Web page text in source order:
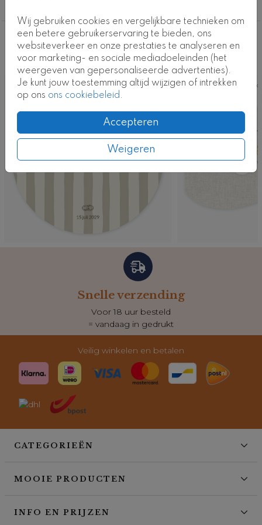
Wij gebruiken cookies en vergelijkbare technieken om
een betere gebruikerservaring te bieden, ons
websiteverkeer en onze prestaties te analyseren en
voor marketing- en sociale mediadoeleinden (het
weergeven van gepersonaliseerde advertenties).
Je kunt jouw toestemming altijd wijzigen of intrekken
op ons ons cookiebeleid.
Accepteren
Weigeren
het echt. Een prachtige kaart om jullie liefde en grote
dag op een bijzondere manier aan te kondigen!
Kaartcode: HG-T0845-1
Deze ontwerpen vind je misschien ook
leuk
Kaart
Snelle verzending
Voor 18 uur besteld
= vandaag in gedrukt
Veilig winkelen en betalen
CATEGORIEËN
MOOIE PRODUCTEN
INFO EN PRIJZEN